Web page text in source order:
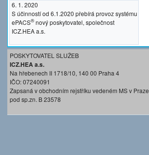
6. 1. 2020
S účinností od 6.1.2020 přebírá provoz systému
ePACS®nový poskytovatel, společnost
ICZ.HEA a.s.
POSKYTOVATEL SLUŽEB
ICZ.HEA a.s.
Na hřebenech II 1718/10, 140 00 Praha 4
IČO: 07240091
Zapsaná v obchodním rejstříku vedeném MS v Praze
pod sp.zn. B 23578